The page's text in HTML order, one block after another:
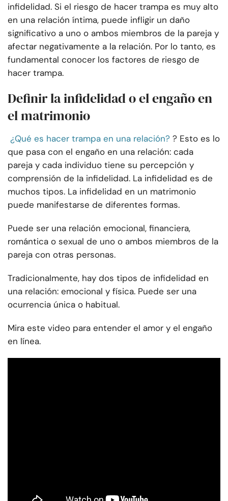
infidelidad. Si el riesgo de hacer trampa es muy alto
en una relación íntima, puede infligir un daño
significativo a uno o ambos miembros de la pareja y
afectar negativamente a la relación. Por lo tanto, es
fundamental conocer los factores de riesgo de
hacer trampa.
Definir la infidelidad o el engaño en
el matrimonio
¿Qué es hacer trampa en una relación? ? Esto es lo
que pasa con el engaño en una relación: cada
pareja y cada individuo tiene su percepción y
comprensión de la infidelidad. La infidelidad es de
muchos tipos. La infidelidad en un matrimonio
puede manifestarse de diferentes formas.
Puede ser una relación emocional, financiera,
romántica o sexual de uno o ambos miembros de la
pareja con otras personas.
Tradicionalmente, hay dos tipos de infidelidad en
una relación: emocional y física. Puede ser una
ocurrencia única o habitual.
Mira este video para entender el amor y el engaño
en línea.